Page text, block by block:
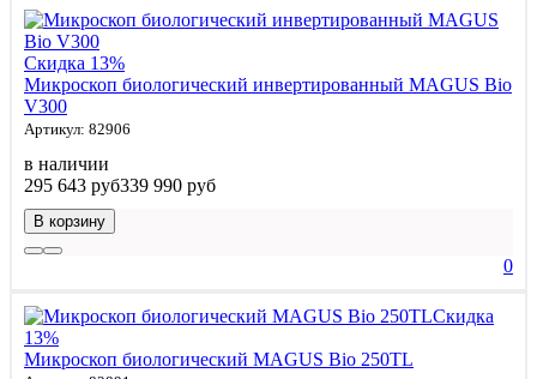
Скидка 13%
Микроскоп биологический инвертированный MAGUS Bio
V300
Артикул: 82906
в наличии
295 643 руб339 990 руб
В корзину
0
Скидка
13%
Микроскоп биологический MAGUS Bio 250TL